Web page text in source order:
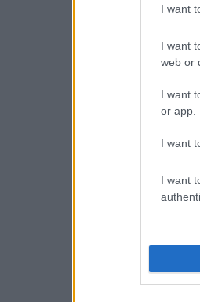
I want
I want
web or
I want
or app.
I want
I want